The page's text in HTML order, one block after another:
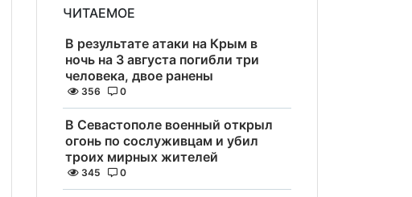
ЧИТАЕМОЕ
В результате атаки на Крым в
ночь на 3 августа погибли три
человека, двое ранены
356 0
В Севастополе военный открыл
огонь по сослуживцам и убил
троих мирных жителей
345 0